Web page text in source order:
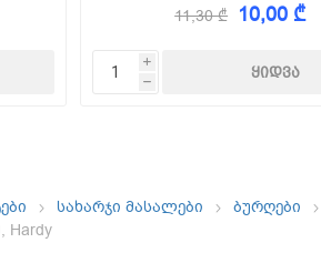
11,30 ₾ 10,00 ₾
i
h
სახარჯი მასალები
ბურღები
Hardy